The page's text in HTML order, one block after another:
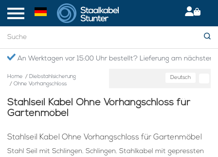
An Werktagen vor 15:00 Uhr bestellt? Lieferung am nächsten
Home / Diebstahlsicherung
/ Ohne Vorhangschloss
Deutsch
Stahlseil Kabel Ohne Vorhangschloss für
Gartenmöbel
Stahlseil Kabel Ohne Vorhangschloss für Gartenmöbel
Stahl Seil mit Schlingen. Schlingen. Stahlkabel mit gepressten